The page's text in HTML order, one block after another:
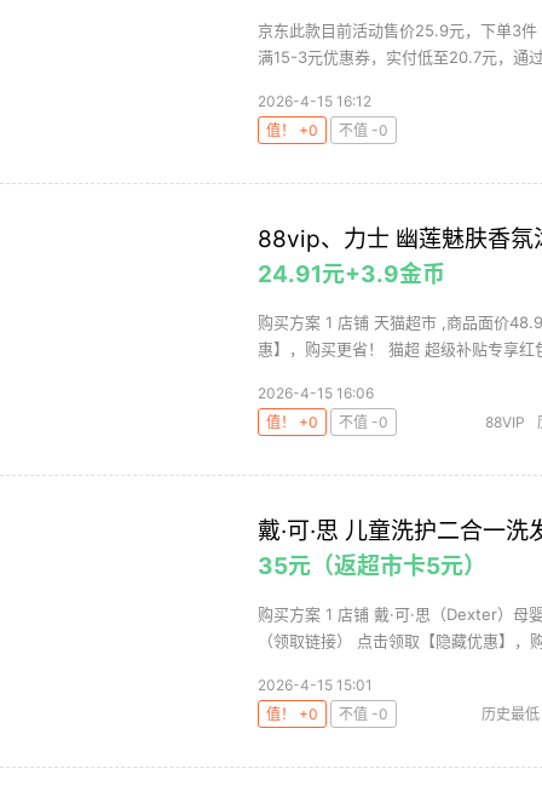
京东此款目前活动售价25.9元，下单3
满15-3元优惠券，实付低至20.7元，通
2026-4-15 16:12
值！ +0
不值 -0
88vip、力士 幽莲魅肤香
24.91元+3.9金币
购买方案 1 店铺 天猫超市 ,商品面价
惠】，购买更省！ 猫超 超级补贴专享红
2026-4-15 16:06
值！ +0
不值 -0 88VIP
戴·可·思 儿童洗护二合一
35元（返超市卡5元）
购买方案 1 店铺 戴·可·思（Dexter）
（领取链接） 点击领取【隐藏优惠】，
2026-4-15 15:01
值！ +0
不值 -0 历史最低